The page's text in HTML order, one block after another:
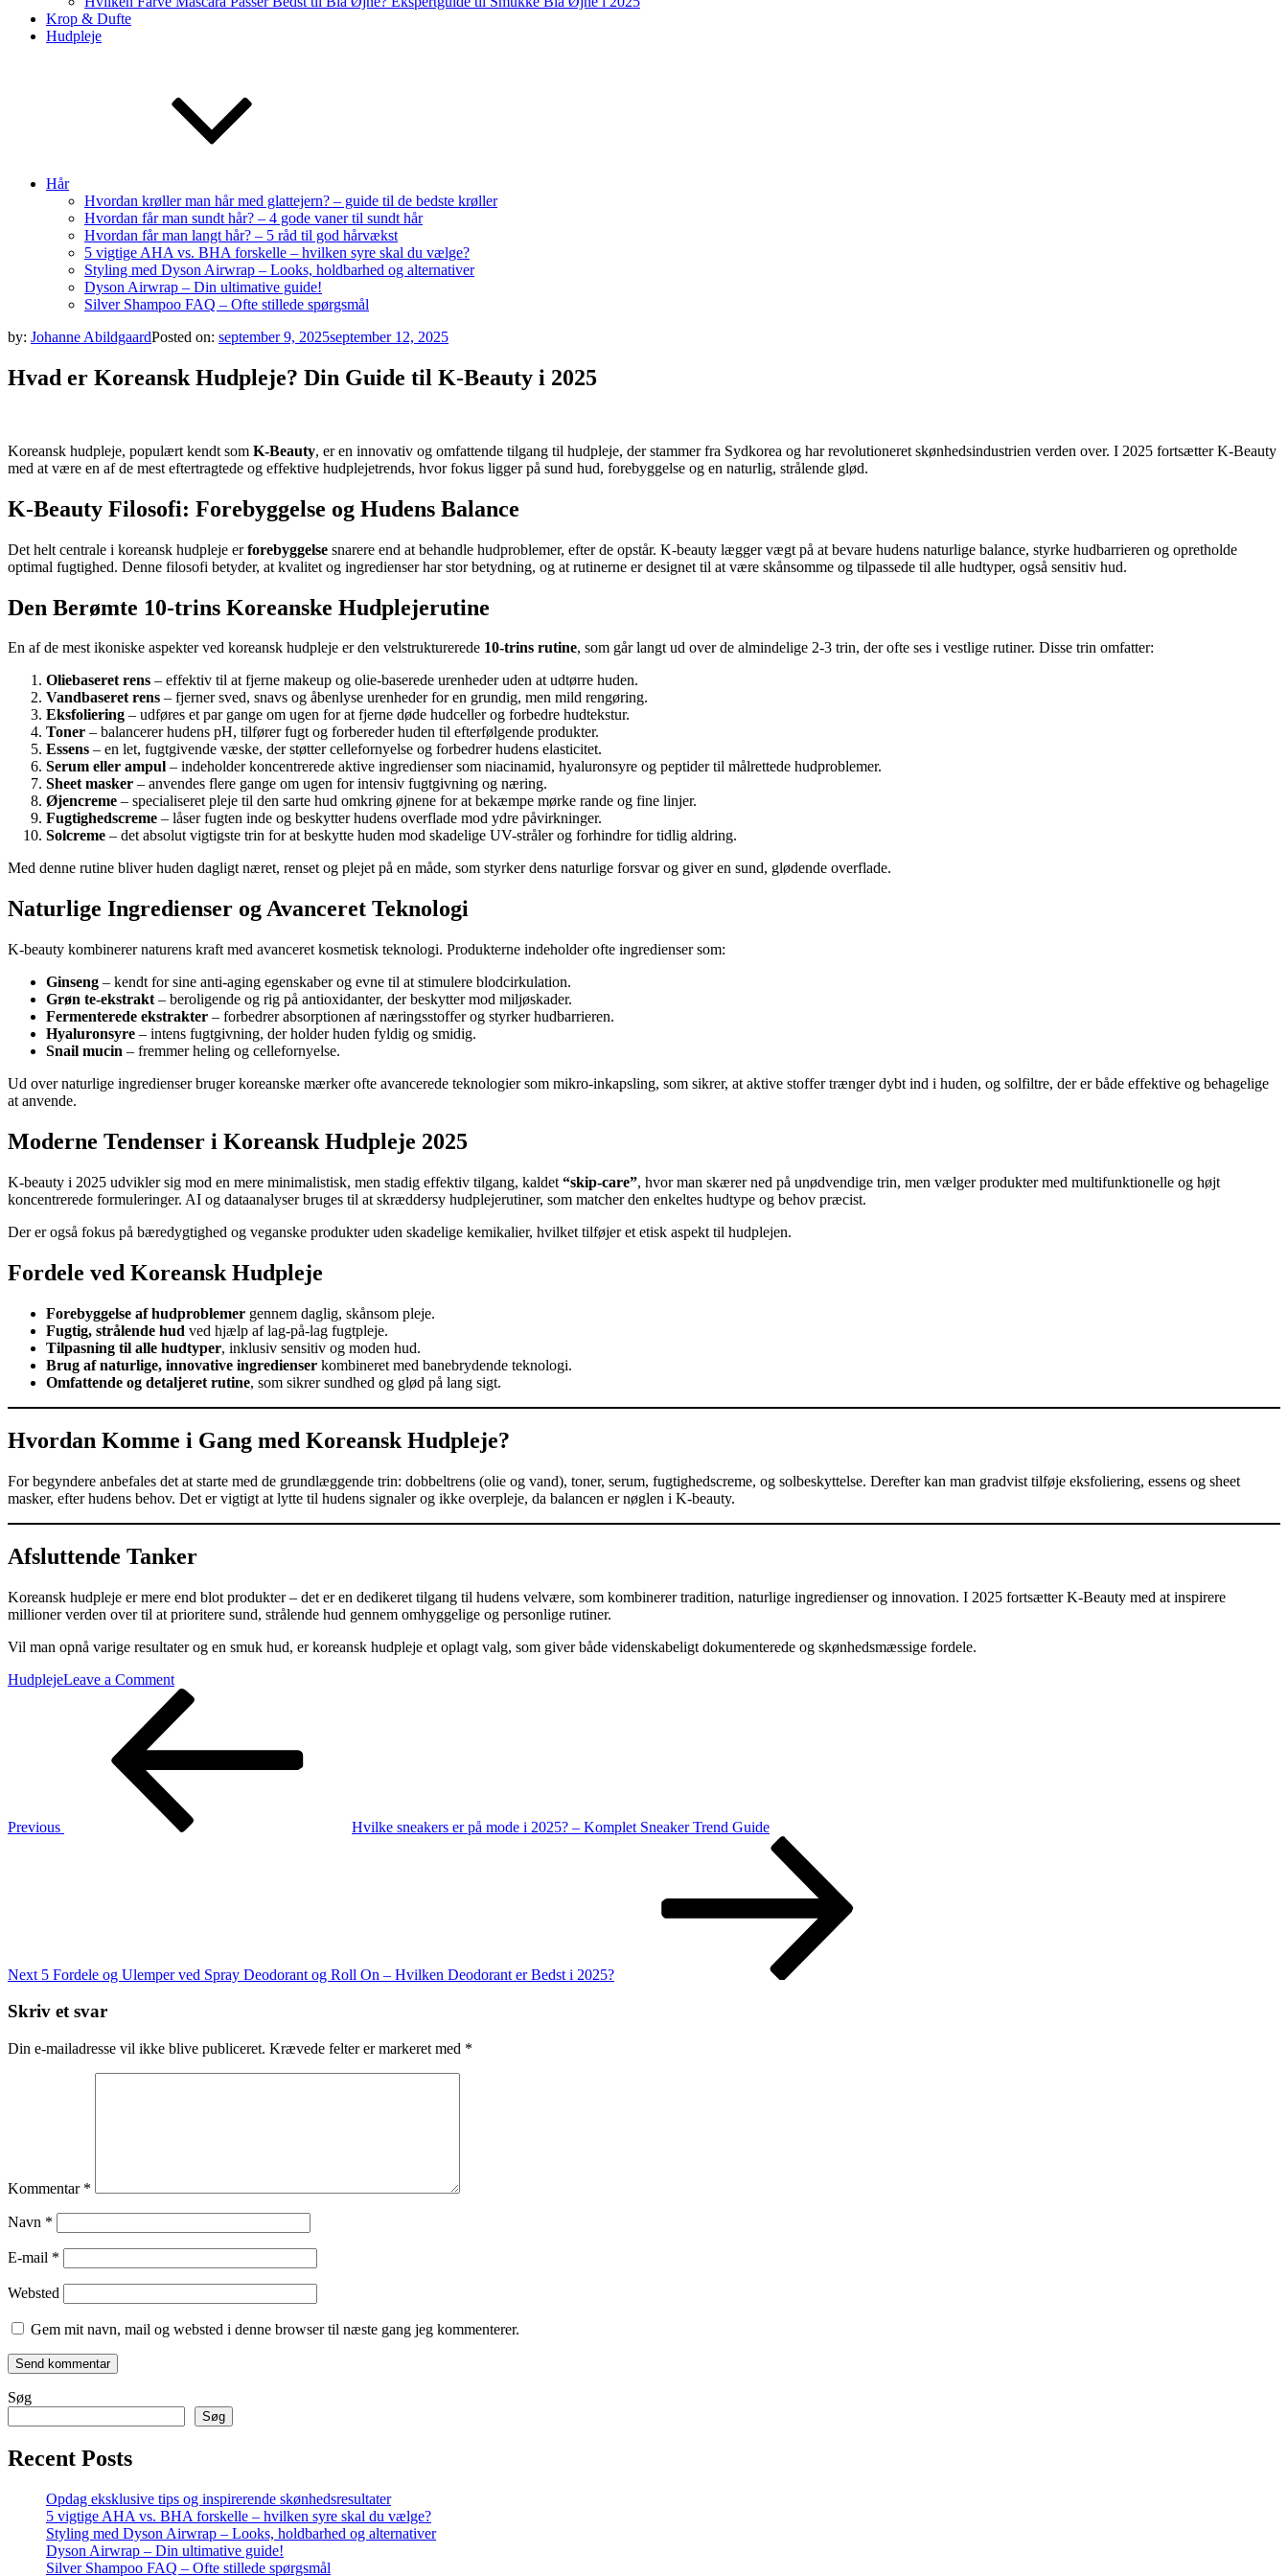
Krop & Dufte
Hudpleje
Hår
Hvordan krøller man hår med glattejern? – guide til de bedste krøller
Hvordan får man sundt hår? – 4 gode vaner til sundt hår
Hvordan får man langt hår? – 5 råd til god hårvækst
5 vigtige AHA vs. BHA forskelle – hvilken syre skal du vælge?
Styling med Dyson Airwrap – Looks, holdbarhed og alternativer
Dyson Airwrap – Din ultimative guide!
Silver Shampoo FAQ – Ofte stillede spørgsmål
by: Johanne AbildgaardPosted on: september 9, 2025september 12, 2025
Hvad er Koreansk Hudpleje? Din Guide til K-Beauty i 2025
Koreansk hudpleje, populært kendt som K-Beauty, er en innovativ og omfattende tilgang til hudpleje, der stammer fra Sydkorea og har revolutioneret skønhedsindustrien verden over. I 2025 fortsætter K-Beauty
med at være en af de mest eftertragtede og effektive hudplejetrends, hvor fokus ligger på sund hud, forebyggelse og en naturlig, strålende glød.
K-Beauty Filosofi: Forebyggelse og Hudens Balance
Det helt centrale i koreansk hudpleje erforebyggelse snarere end at behandle hudproblemer, efter de opstår. K-beauty lægger vægt på at bevare hudens naturlige balance, styrke hudbarrieren og opretholde
optimal fugtighed. Denne filosofi betyder, at kvalitet og ingredienser har stor betydning, og at rutinerne er designet til at være skånsomme og tilpassede til alle hudtyper, også sensitiv hud.
Den Berømte 10-trins Koreanske Hudplejerutine
En af de mest ikoniske aspekter ved koreansk hudpleje er den velstrukturerede 10-trins rutine, som går langt ud over de almindelige 2-3 trin, der ofte ses i vestlige rutiner. Disse trin omfatter:
Oliebaseret rens – effektiv til at fjerne makeup og olie-baserede urenheder uden at udtørre huden.
Vandbaseret rens – fjerner sved, snavs og åbenlyse urenheder for en grundig, men mild rengøring.
Eksfoliering – udføres et par gange om ugen for at fjerne døde hudceller og forbedre hudtekstur.
Toner – balancerer hudens pH, tilfører fugt og forbereder huden til efterfølgende produkter.
Essens – en let, fugtgivende væske, der støtter cellefornyelse og forbedrer hudens elasticitet.
Serum eller ampul – indeholder koncentrerede aktive ingredienser som niacinamid, hyaluronsyre og peptider til målrettede hudproblemer.
Sheet masker – anvendes flere gange om ugen for intensiv fugtgivning og næring.
Øjencreme – specialiseret pleje til den sarte hud omkring øjnene for at bekæmpe mørke rande og fine linjer.
Fugtighedscreme – låser fugten inde og beskytter hudens overflade mod ydre påvirkninger.
Solcreme – det absolut vigtigste trin for at beskytte huden mod skadelige UV-stråler og forhindre for tidlig aldring.
Med denne rutine bliver huden dagligt næret, renset og plejet på en måde, som styrker dens naturlige forsvar og giver en sund, glødende overflade.
Naturlige Ingredienser og Avanceret Teknologi
K-beauty kombinerer naturens kraft med avanceret kosmetisk teknologi. Produkterne indeholder ofte ingredienser som:
Ginseng – kendt for sine anti-aging egenskaber og evne til at stimulere blodcirkulation.
Grøn te-ekstrakt – beroligende og rig på antioxidanter, der beskytter mod miljøskader.
Fermenterede ekstrakter – forbedrer absorptionen af næringsstoffer og styrker hudbarrieren.
Hyaluronsyre – intens fugtgivning, der holder huden fyldig og smidig.
Snail mucin – fremmer heling og cellefornyelse.
Ud over naturlige ingredienser bruger koreanske mærker ofte avancerede teknologier som mikro-inkapsling, som sikrer, at aktive stoffer trænger dybt ind i huden, og solfiltre, der er både effektive og behagelige
at anvende.
Moderne Tendenser i Koreansk Hudpleje 2025
K-beauty i 2025 udvikler sig mod en mere minimalistisk, men stadig effektiv tilgang, kaldet “skip-care”, hvor man skærer ned på unødvendige trin, men vælger produkter med multifunktionelle og højt
koncentrerede formuleringer. AI og dataanalyser bruges til at skræddersy hudplejerutiner, som matcher den enkeltes hudtype og behov præcist.
Der er også fokus på bæredygtighed og veganske produkter uden skadelige kemikalier, hvilket tilføjer et etisk aspekt til hudplejen.
Fordele ved Koreansk Hudpleje
Forebyggelse af hudproblemer gennem daglig, skånsom pleje.
Fugtig, strålende hud ved hjælp af lag-på-lag fugtpleje.
Tilpasning til alle hudtyper, inklusiv sensitiv og moden hud.
Brug af naturlige, innovative ingredienser kombineret med banebrydende teknologi.
Omfattende og detaljeret rutine, som sikrer sundhed og glød på lang sigt.
Hvordan Komme i Gang med Koreansk Hudpleje?
For begyndere anbefales det at starte med de grundlæggende trin: dobbeltrens (olie og vand), toner, serum, fugtighedscreme, og solbeskyttelse. Derefter kan man gradvist tilføje eksfoliering, essens og sheet
masker, efter hudens behov. Det er vigtigt at lytte til hudens signaler og ikke overpleje, da balancen er nøglen i K-beauty.
Afsluttende Tanker
Koreansk hudpleje er mere end blot produkter – det er en dedikeret tilgang til hudens velvære, som kombinerer tradition, naturlige ingredienser og innovation. I 2025 fortsætter K-Beauty med at inspirere
millioner verden over til at prioritere sund, strålende hud gennem omhyggelige og personlige rutiner.
Vil man opnå varige resultater og en smuk hud, er koreansk hudpleje et oplagt valg, som giver både videnskabeligt dokumenterede og skønhedsmæssige fordele.
HudplejeLeave a Commenton
Hvad
er
Hudpleje?
K-
Beauty
i
Indlægsnavigation
Previous
Hvilke sneakers er på mode i 2025? – Komplet Sneaker Trend Guide
Next 5 Fordele og Ulemper ved Spray Deodorant og Roll On – Hvilken Deodorant er Bedst i 2025?
Skriv et svar
Din e-mailadresse vil ikke blive publiceret. Krævede felter er markeret med *
Kommentar *
Navn *
E-mail *
Websted
Gem mit navn, mail og websted i denne browser til næste gang jeg kommenterer.
Søg
Søg
Recent Posts
Opdag eksklusive tips og inspirerende skønhedsresultater
5 vigtige AHA vs. BHA forskelle – hvilken syre skal du vælge?
Styling med Dyson Airwrap – Looks, holdbarhed og alternativer
Dyson Airwrap – Din ultimative guide!
Silver Shampoo FAQ – Ofte stillede spørgsmål